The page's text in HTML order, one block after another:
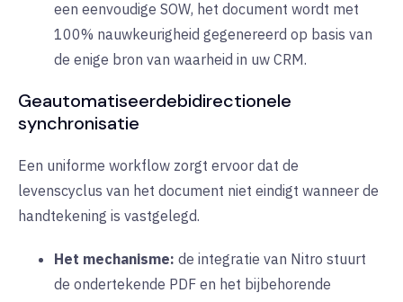
een eenvoudige SOW, het document wordt met
100% nauwkeurigheid gegenereerd op basis van
de enige bron van waarheid in uw CRM.
Geautomatiseerdebidirectionele
synchronisatie
Een uniforme workflow zorgt ervoor dat de
levenscyclus van het document niet eindigt wanneer de
handtekening is vastgelegd.
Het mechanisme: de integratie van Nitro stuurt
de ondertekende PDF en het bijbehorende